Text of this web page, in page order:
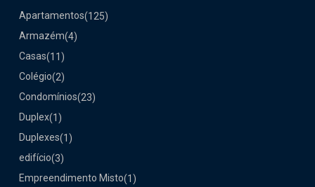
Apartamentos(125)
Armazém(4)
Casas(11)
Colégio(2)
Condomínios(23)
Duplex(1)
Duplexes(1)
edifício(3)
Empreendimento Misto(1)